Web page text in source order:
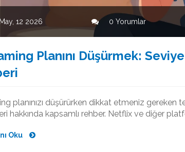
May, 12 2026 0 Yorumlar
Planını Düşürmek:
planınızı düşürürken dikkat etmeniz
hakkında kapsamlı rehber. Netflix ve diğer
Oku